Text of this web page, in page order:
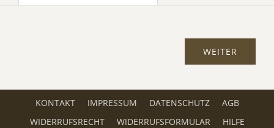
KONTAKT IMPRESSUM DATENSCHUTZ
AGB
WIDERRUFSRECHT
WIDERRUFSFORMULAR
HILFE